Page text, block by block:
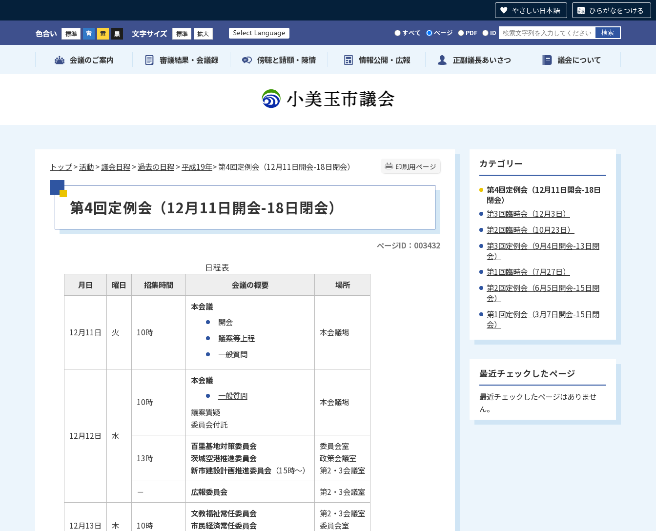
やさしい日本語 ひらがなをつける
色合い 文字サイズ すべて ページ PDF ID
会議のご案内 審議結果・会議録 傍聴と請願・陳情 情報公開・広報 正副議長あいさつ 議会について
印刷用ページ
トップ>活動>議会日程>過去の日程>平成19年> 第4回定例会（12月11日開会-18日閉会）
第4回定例会（12月11日開会-18日閉会）
ページID：003432
日程表
月日 曜日 招集時間 会議の概要 場所
12月11日 火 10時
本会議
開会
議案等上程
一般質問
本会議場
12月12日 水
10時
本会議
一般質問
議案質疑
委員会付託
本会議場
13時
百里基地対策委員会
茨城空港推進委員会
新市建設計画推進委員会（15時～）
委員会室
政策会議室
第2・3会議室
－
広報委員会 第2・3会議室
12月13日 木 10時
文教福祉常任委員会
市民経済常任委員会
第2・3会議室
委員会室
カテゴリー
第4回定例会（12月11日開会-18日
閉会）
第3回臨時会（12月3日）
第2回臨時会（10月23日）
第3回定例会（9月4日開会-13日閉
会）
第1回臨時会（7月27日）
第2回定例会（6月5日開会-15日閉
会）
第1回定例会（3月7日開会-15日閉
会）
最近チェックしたページ
最近チェックしたページはありませ
ん。